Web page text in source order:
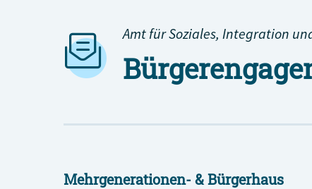
Amt für Soziales, Integration
Mehrgenerationen- & Bürgerhaus